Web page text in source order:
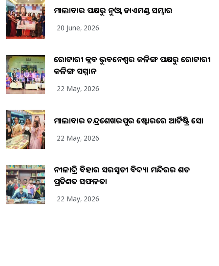
ମାଲାବାର ପକ୍ଷରୁ ନୁଓ୍ବା ଡାଏମଣ୍ଡ ସମ୍ଭାର
20 June, 2026
ରୋଟାରୀ କ୍ଲବ ଭୁବନେଶ୍ୱର କଳିଙ୍ଗ ପକ୍ଷରୁ ରୋଟାରୀ
କଳିଙ୍ଗ ସମ୍ମାନ
22 May, 2026
ମାଲାବାର ଚନ୍ଦ୍ରଶେଖରପୁର ଷ୍ଟୋରରେ ଆର୍ଟିଷ୍ଟ୍ରି ସୋ
22 May, 2026
ନୀଳାଦ୍ରି ବିହାର ସରସ୍ୱତୀ ବିଦ୍ୟା ମନ୍ଦିରର ଶତ
ପ୍ରତିଶତ ସଫଳତା
22 May, 2026